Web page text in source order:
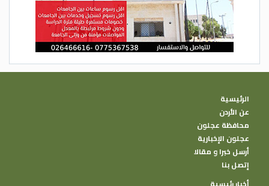
الرئيسية
عن الأردن
محافظة عجلون
عجلون الإخبارية
أرسل خبرا و مقالا
إتصل بنا